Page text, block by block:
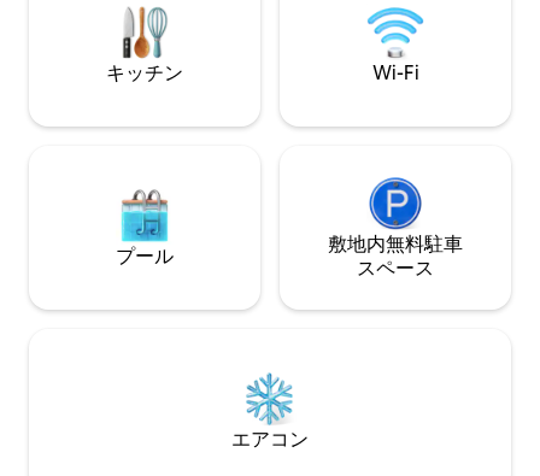
サウナ、ジムもご利用いただけます。
ージは一年中利用
があります。
キッチン Wi-Fi
プール
敷地内無料駐⁠車
ス⁠ペ⁠ー⁠ス
エアコン